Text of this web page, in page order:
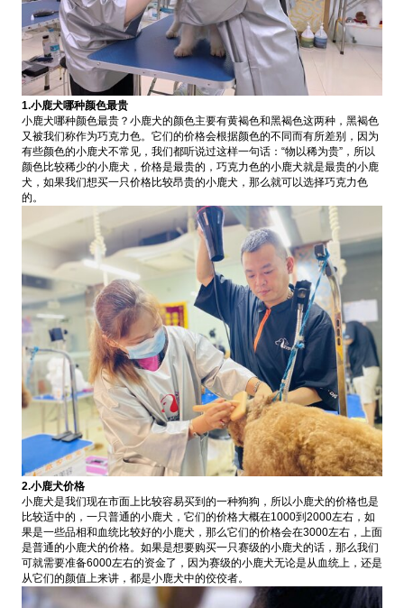
1.小鹿犬哪种颜色最贵
小鹿犬哪种颜色最贵？小鹿犬的颜色主要有黄褐色和黑褐色这两种，黑褐色
又被我们称作为巧克力色。它们的价格会根据颜色的不同而有所差别，因为
有些颜色的小鹿犬不常见，我们都听说过这样一句话：“物以稀为贵”，所以
颜色比较稀少的小鹿犬，价格是最贵的，巧克力色的小鹿犬就是最贵的小鹿
犬，如果我们想买一只价格比较昂贵的小鹿犬，那么就可以选择巧克力色
的。
2.小鹿犬价格
小鹿犬是我们现在市面上比较容易买到的一种狗狗，所以小鹿犬的价格也是
比较适中的，一只普通的小鹿犬，它们的价格大概在1000到2000左右，如
果是一些品相和血统比较好的小鹿犬，那么它们的价格会在3000左右，上面
是普通的小鹿犬的价格。如果是想要购买一只赛级的小鹿犬的话，那么我们
可就需要准备6000左右的资金了，因为赛级的小鹿犬无论是从血统上，还是
从它们的颜值上来讲，都是小鹿犬中的佼佼者。